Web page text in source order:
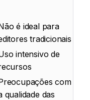
é ideal para
tradicionais
intensivo de
com
qualidade das